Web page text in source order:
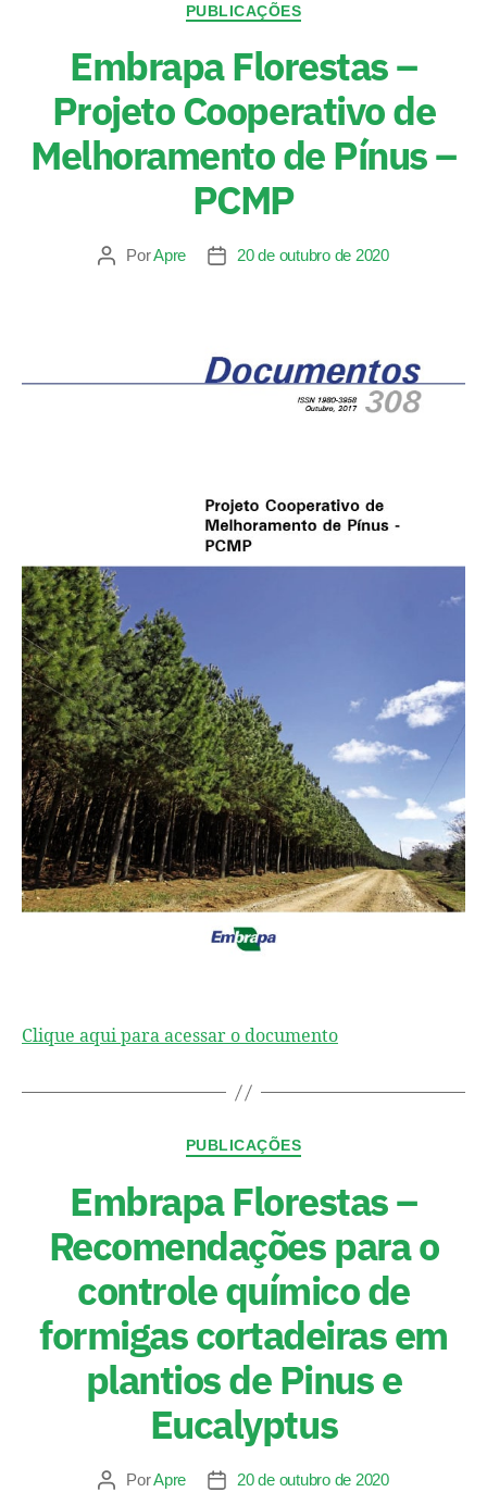
PUBLICAÇÕES
Embrapa Florestas –
Projeto Cooperativo de
Melhoramento de Pínus –
PCMP
PorApre 20 de outubro de 2020
Clique aqui para acessar o documento
PUBLICAÇÕES
Embrapa Florestas –
Recomendações para o
controle químico de
formigas cortadeiras em
plantios de Pinus e
Eucalyptus
PorApre 20 de outubro de 2020